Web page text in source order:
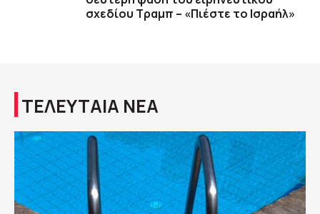
σχεδίου Τραμπ – «Πιέστε το Ισραήλ»
ΤΕΛΕΥΤΑΙΑ ΝΕΑ